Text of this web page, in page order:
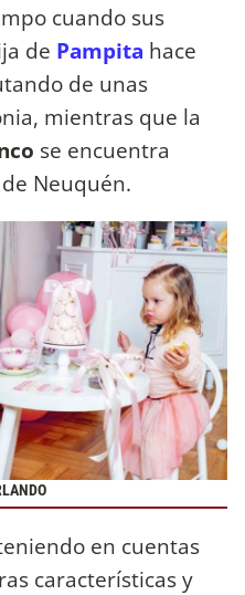
cuando sus
de Pampita hace
de unas
mientras que la
se encuentra
Neuquén.
en cuentas
características y